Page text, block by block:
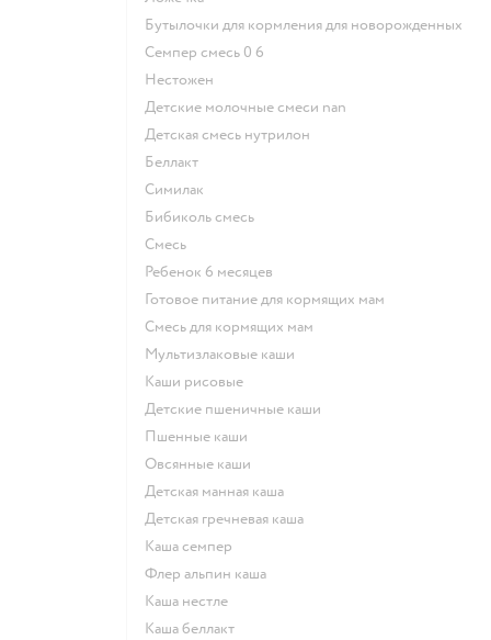
бутылочки для кормления для новорожденных
семпер смесь 0 6
нестожен
Детские молочные смеси nan
детская смесь нутрилон
беллакт
симилак
бибиколь смесь
смесь
ребенок 6 месяцев
готовое питание для кормящих мам
смесь для кормящих мам
Мультизлаковые каши
Каши рисовые
Детские пшеничные каши
Пшенные каши
овсянные каши
детская манная каша
детская гречневая каша
каша семпер
флер альпин каша
каша нестле
каша беллакт